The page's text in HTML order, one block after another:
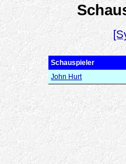
Schauspieler
John Hurt